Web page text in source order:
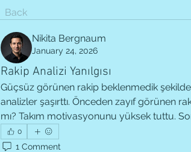
Back
Nikita Bergnaum
January 24, 2026
Rakip Analizi Yanılgısı
Güçsüz görünen rakip beklenmedik
analizler şaşırttı. Önceden zayıf görünen
mı? Takım motivasyonunu yüksek tuttu.
0
1 Comment